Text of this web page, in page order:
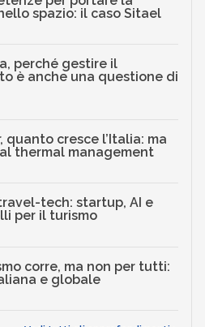
spazio: il caso Sitael
perché gestire il
è anche una questione di
quanto cresce l’Italia: ma
thermal management
tech: startup, AI e
per il turismo
corre, ma non per tutti:
e globale